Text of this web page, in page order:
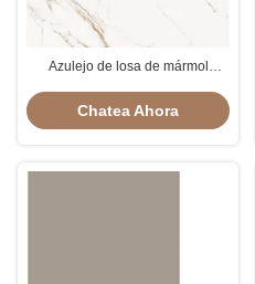
Azulejo de losa de mármol
3200 mm para sala de estar
Chatea Ahora